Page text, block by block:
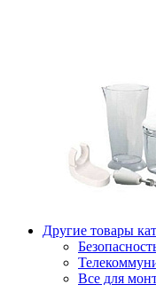
Другие товары
Все для